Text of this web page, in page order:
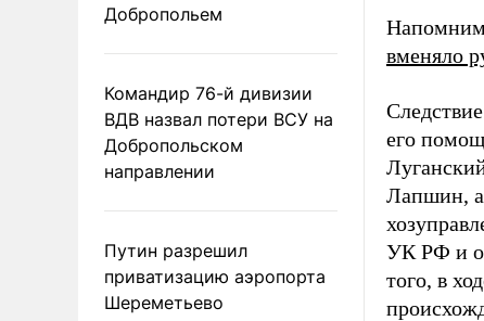
Добропольем
Командир 76-й дивизии
ВДВ назвал потери ВСУ на
Добропольском
направлении
Путин разрешил
приватизацию аэропорта
Шереметьево
вменяло
его
Лапшин, а
УК РФ и
того, в